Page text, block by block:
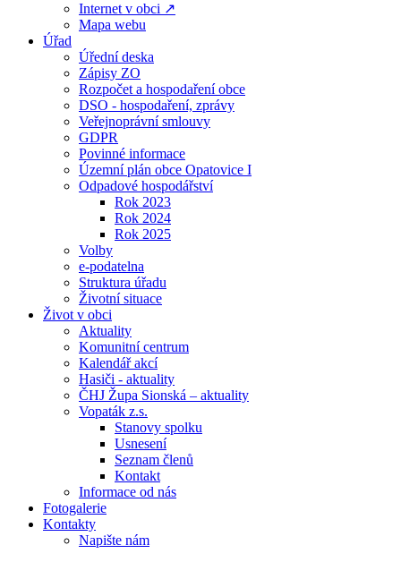
Internet v obci ↗
Mapa webu
Úřad
Úřední deska
Zápisy ZO
Rozpočet a hospodaření obce
DSO - hospodaření, zprávy
Veřejnoprávní smlouvy
GDPR
Povinné informace
Územní plán obce Opatovice I
Odpadové hospodářství
Rok 2023
Rok 2024
Rok 2025
Volby
e-podatelna
Struktura úřadu
Životní situace
Život v obci
Aktuality
Komunitní centrum
Kalendář akcí
Hasiči - aktuality
ČHJ Župa Sionská – aktuality
Vopaták z.s.
Stanovy spolku
Usnesení
Seznam členů
Kontakt
Informace od nás
Fotogalerie
Kontakty
Napište nám